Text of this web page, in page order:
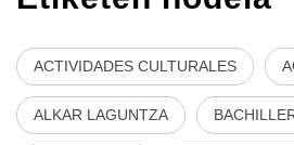
ACTIVIDADES CULTURALES
ALKAR LAGUNTZA